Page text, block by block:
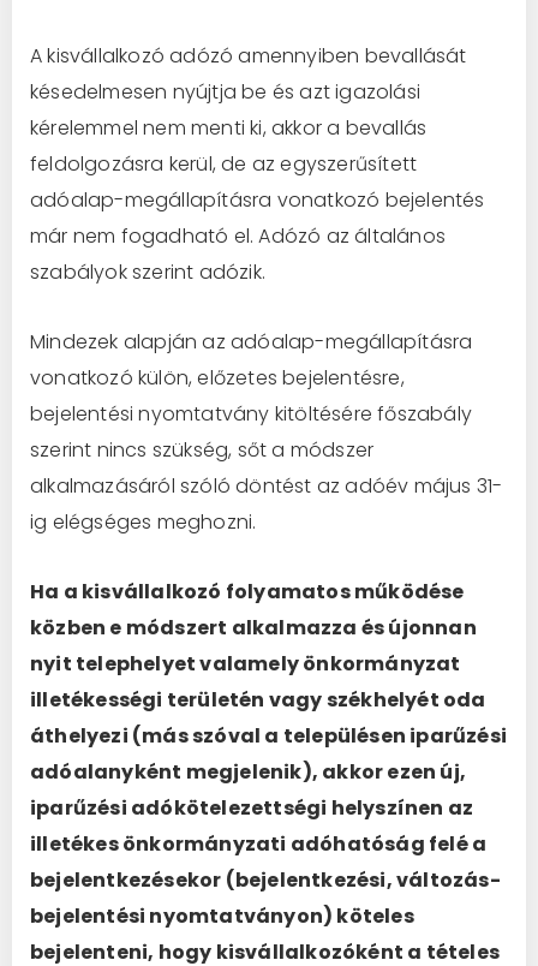
A kisvállalkozó adózó amennyiben bevallását
késedelmesen nyújtja be és azt igazolási
kérelemmel nem menti ki, akkor a bevallás
feldolgozásra kerül, de az egyszerűsített
adóalap-megállapításra vonatkozó bejelentés
már nem fogadható el. Adózó az általános
szabályok szerint adózik.
Mindezek alapján az adóalap-megállapításra
vonatkozó külön, előzetes bejelentésre,
bejelentési nyomtatvány kitöltésére főszabály
szerint nincs szükség, sőt a módszer
alkalmazásáról szóló döntést az adóév május 31-
ig elégséges meghozni.
Ha a kisvállalkozó folyamatos működése
közben e módszert alkalmazza és újonnan
nyit telephelyet valamely önkormányzat
illetékességi területén vagy székhelyét oda
áthelyezi (más szóval a településen iparűzési
adóalanyként megjelenik), akkor ezen új,
iparűzési adókötelezettségi helyszínen az
illetékes önkormányzati adóhatóság felé a
bejelentkezésekor (bejelentkezési, változás-
bejelentési nyomtatványon) köteles
bejelenteni, hogy kisvállalkozóként a tételes